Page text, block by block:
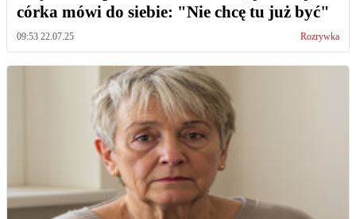
córka mówi do siebie: "Nie chcę tu już być"
09:53 22.07.25 Rozrywka